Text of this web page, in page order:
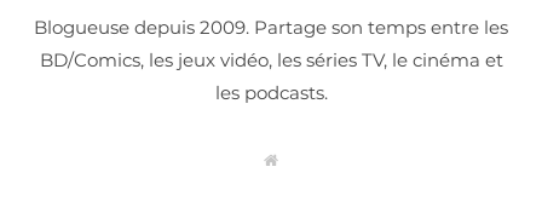
Blogueuse depuis 2009. Partage son temps entre les
BD/Comics, les jeux vidéo, les séries TV, le cinéma et
les podcasts.
W